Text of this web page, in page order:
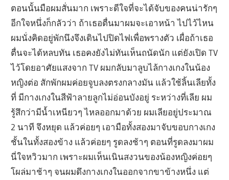
ตอนนั้นมือผมสั่นมาก เพราะดีใจที่จะได้จับของคนน่ารักๆ
อีกใจหนึ่งก็กลัวว่า ถ้าเธอตื่นมาผมจะเอาหน้า ไปไว้ไหน
ผมนั่งคิดอยู่พักนึงจึงเดินไปปิดไฟเพื่อพรางตัว เผื่อถ้าเธอ
ตื่นจะได้หลบทัน เธอคงยังไม่ทันเห็นถนัดนัก แต่ยังเปิด TV
ไว้โดยอาศัยแสงจาก TV ผมกลับมาลูบไล้กางเกงในน้อง
หญิงต่อ สักพักผมค่อยจูบลงตรงกลางมัน แล้วใช้ลิ้นเลียทั้ง
ที่ มีกางเกงในสีฟ้าลายลูกไม่อ่อนบังอยู่ ระหว่างที่เลีย ผม
รู้สึกว่ามีน้ำเหนียวๆ ไหลออกมาด้วย ผมเลียอยู่ประมาณ
2 นาที จึงหยุด แล้วค่อยๆ เอามือทั้งสองมาจับขอบกางเกง
ชั้นในทั้งสองข้าง แล้วค่อยๆ รูดลงช้าๆ ตอนที่รูดลงมาผม
นี่ใจหวิวมาก เพราะผมเห็นเนินสงวนของน้องหญิงค่อยๆ
โผล่มาช้าๆ จนผมดึงกางเกงในออกจากขาข้างหนึ่ง แต่